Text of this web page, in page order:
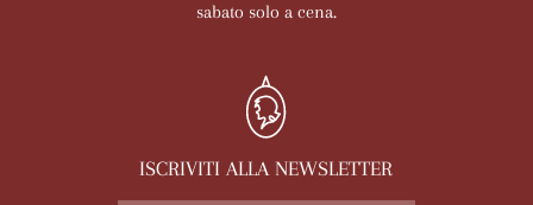
sabato solo a cena.
ISCRIVITI ALLA NEWSLETTER